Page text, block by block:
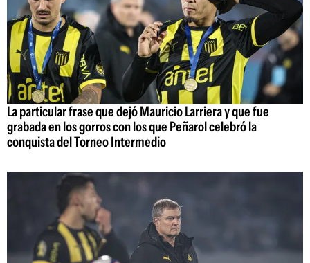
La particular frase que dejó Mauricio Larriera y que fue
grabada en los gorros con los que Peñarol celebró la
conquista del Torneo Intermedio